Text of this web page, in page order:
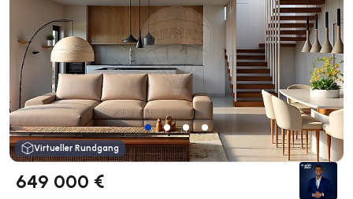
Virtueller Rundgang
649 000 €